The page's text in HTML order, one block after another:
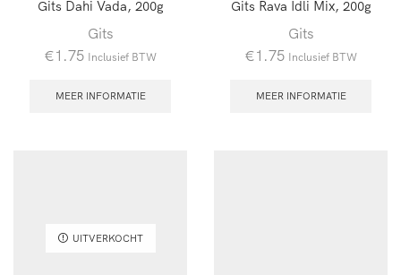
Gits Dahi Vada, 200g
Gits
€1.75 Inclusief BTW
MEER INFORMATIE
Gits Rava Idli Mix, 200g
Gits
€1.75 Inclusief BTW
MEER INFORMATIE
UITVERKOCHT